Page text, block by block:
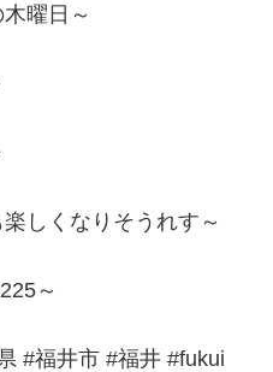
曜日～
しくなりそうれす～
～
#福井市 #福井 #fukui